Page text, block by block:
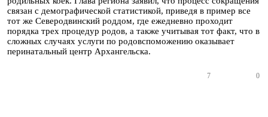
связан с демографической статистикой, приведя в пример все
тот же Северодвинский роддом, где ежедневно проходит
порядка трех процедур родов, а также учитывая тот факт, что в
сложных случаях услуги по родовспоможению оказывает
перинатальный центр Архангельска.
7 0